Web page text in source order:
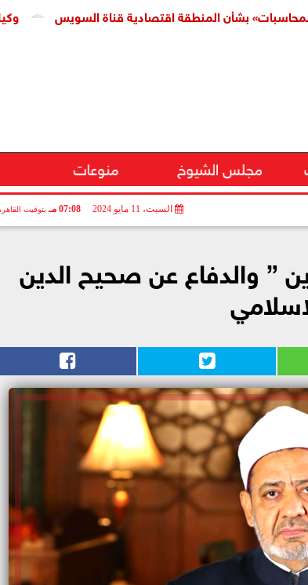
وكيل إسكان بشأن المنطقة اقتصادية قناة السويس
مجلس الشيوخ منوعات
السبت، 11 مايو 2024 07:08 مـ بتوقيت
” والدفاع عن صحيح الدين